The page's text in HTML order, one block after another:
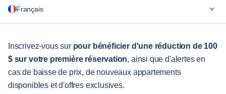
Pour les entreprises
Services aux visiteurs
Guides des villes
Partenaires
Français
English
Português
Inscrivez-vous sur pour bénéficier d'une réduction de 100
$ sur votre première réservation, ainsi que d'alertes en
cas de baisse de prix, de nouveaux appartements
disponibles et d'offres exclusives.